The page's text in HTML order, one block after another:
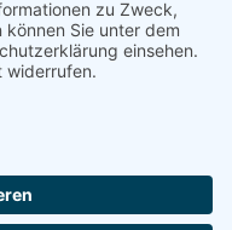
Kreativ